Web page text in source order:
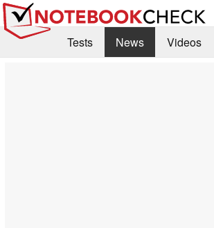
Tests News
Videos